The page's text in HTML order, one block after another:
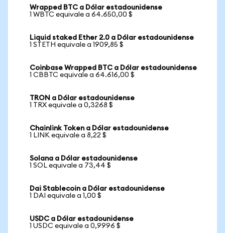
Wrapped BTC a Dólar estadounidense
1 WBTC equivale a 64.650,00 $
Liquid staked Ether 2.0 a Dólar estadounidense
1 STETH equivale a 1909,85 $
Coinbase Wrapped BTC a Dólar estadounidense
1 CBBTC equivale a 64.616,00 $
TRON a Dólar estadounidense
1 TRX equivale a 0,3268 $
Chainlink Token a Dólar estadounidense
1 LINK equivale a 8,22 $
Solana a Dólar estadounidense
1 SOL equivale a 73,44 $
Dai Stablecoin a Dólar estadounidense
1 DAI equivale a 1,00 $
USDC a Dólar estadounidense
1 USDC equivale a 0,9996 $